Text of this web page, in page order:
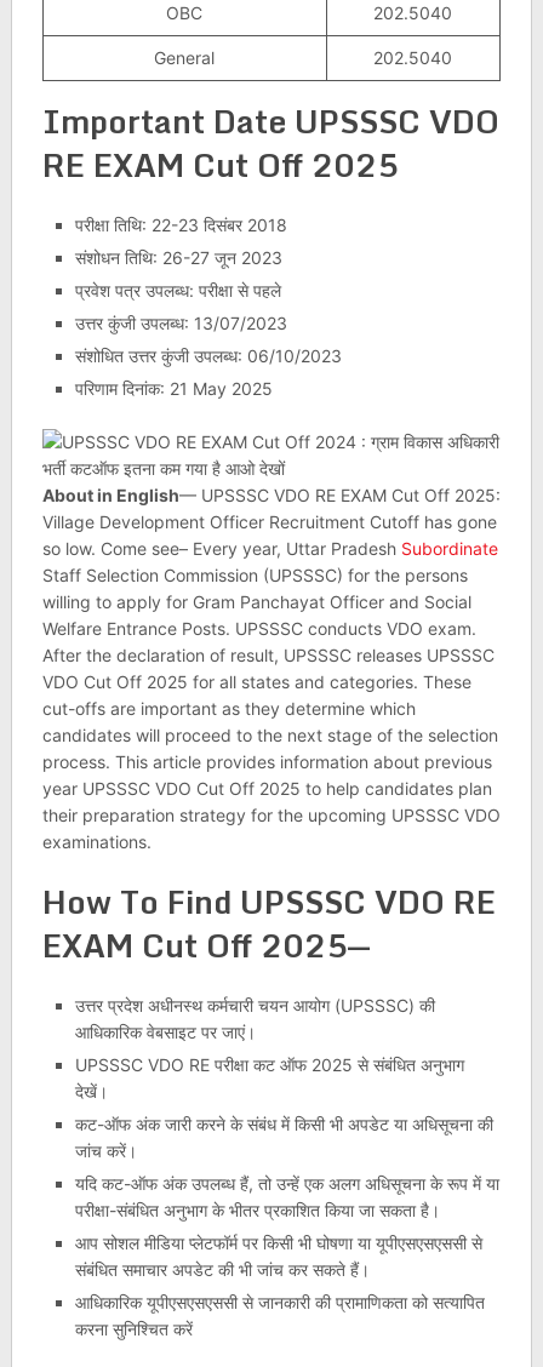
OBC 202.5040
General 202.5040
Important Date UPSSSC VDO
RE EXAM Cut Off 2025
परीक्षा तिथि: 22-23 दिसंबर 2018
संशोधन तिथि: 26-27 जून 2023
प्रवेश पत्र उपलब्ध: परीक्षा से पहले
उत्तर कुंजी उपलब्ध: 13/07/2023
संशोधित उत्तर कुंजी उपलब्ध: 06/10/2023
परिणाम दिनांक: 21 May 2025
About in English— UPSSSC VDO RE EXAM Cut Off 2025:
Village Development Officer Recruitment Cutoff has gone
so low. Come see– Every year, Uttar Pradesh Subordinate
Staff Selection Commission (UPSSSC) for the persons
willing to apply for Gram Panchayat Officer and Social
Welfare Entrance Posts. UPSSSC conducts VDO exam.
After the declaration of result, UPSSSC releases UPSSSC
VDO Cut Off 2025 for all states and categories. These
cut-offs are important as they determine which
candidates will proceed to the next stage of the selection
process. This article provides information about previous
year UPSSSC VDO Cut Off 2025 to help candidates plan
their preparation strategy for the upcoming UPSSSC VDO
examinations.
How To Find UPSSSC VDO RE
EXAM Cut Off 2025—
उत्तर प्रदेश अधीनस्थ कर्मचारी चयन आयोग (UPSSSC) की
आधिकारिक वेबसाइट पर जाएं।
UPSSSC VDO RE परीक्षा कट ऑफ 2025 से संबंधित अनुभाग
देखें।
कट-ऑफ अंक जारी करने के संबंध में किसी भी अपडेट या अधिसूचना की
जांच करें।
यदि कट-ऑफ अंक उपलब्ध हैं, तो उन्हें एक अलग अधिसूचना के रूप में या
परीक्षा-संबंधित अनुभाग के भीतर प्रकाशित किया जा सकता है।
आप सोशल मीडिया प्लेटफॉर्म पर किसी भी घोषणा या यूपीएसएसएससी से
संबंधित समाचार अपडेट की भी जांच कर सकते हैं।
आधिकारिक यूपीएसएसएससी से जानकारी की प्रामाणिकता को सत्यापित
करना सुनिश्चित करें